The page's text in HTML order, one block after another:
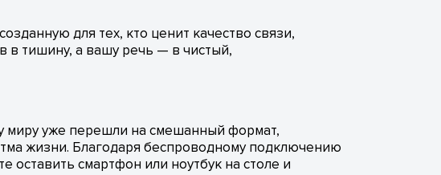
для тех, кто ценит качество связи,
в тишину, а вашу речь — в чистый,
миру уже перешли на смешанный формат,
жизни. Благодаря беспроводному подключению
оставить смартфон или ноутбук на столе и